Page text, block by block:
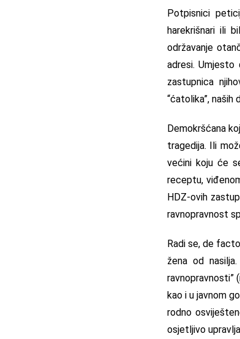
Potpisnici
harekrišnari ili
održavanje
adresi. Umjesto
zastupnica
“ćatolika”, naših
Demokršćana
tragedija. Ili
većini koju će
receptu,
HDZ-ovih
ravnopravnost
Radi se, de
žena od
ravnopravnosti”
kao i u javnom
rodno
osjetljivo